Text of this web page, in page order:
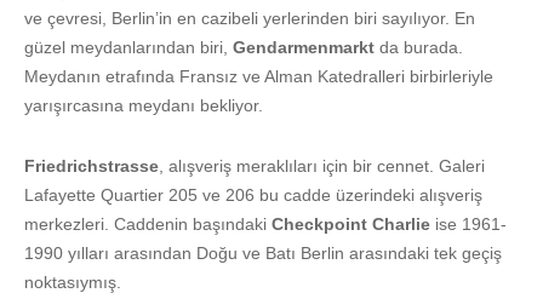
ve çevresi, Berlin’in en cazibeli yerlerinden biri sayılıyor. En
güzel meydanlarından biri, Gendarmenmarkt da burada.
Meydanın etrafında Fransız ve Alman Katedralleri birbirleriyle
yarışırcasına meydanı bekliyor.
Friedrichstrasse , alışveriş meraklıları için bir cennet. Galeri
Lafayette Quartier 205 ve 206 bu cadde üzerindeki alışveriş
merkezleri. Caddenin başındaki Checkpoint Charlie ise 1961-
1990 yılları arasından Doğu ve Batı Berlin arasındaki tek geçiş
noktasıymış.